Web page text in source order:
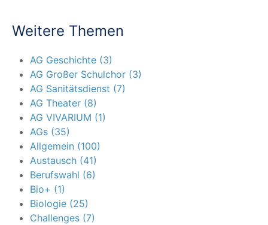
Weitere Themen
AG Geschichte (3)
AG Großer Schulchor (3)
AG Sanitätsdienst (7)
AG Theater (8)
AG VIVARIUM (1)
AGs (35)
Allgemein (100)
Austausch (41)
Berufswahl (6)
Bio+ (1)
Biologie (25)
Challenges (7)